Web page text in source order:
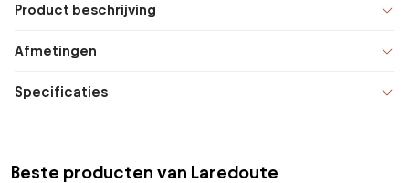
Product beschrijving
Afmetingen
Specificaties
Beste producten van Laredoute